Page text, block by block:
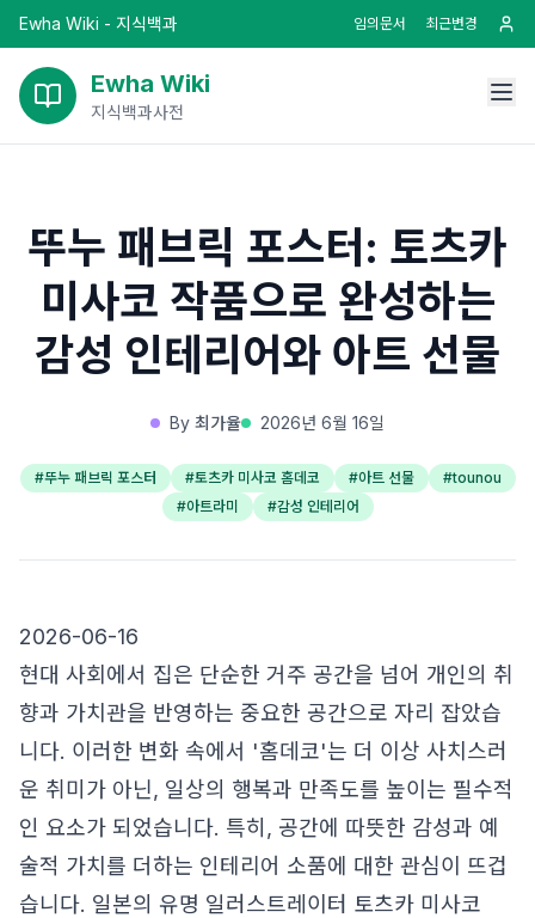
Ewha Wiki - 지식백과 임의문서 최근변경
Ewha Wiki
지식백과사전
뚜누 패브릭 포스터: 토츠카
미사코 작품으로 완성하는
감성 인테리어와 아트 선물
By 최가율 2026년 6월 16일
#뚜누 패브릭 포스터 #토츠카 미사코 홈데코 #아트 선물 #tounou
#아트라미 #감성 인테리어
2026-06-16
현대 사회에서 집은 단순한 거주 공간을 넘어 개인의 취
향과 가치관을 반영하는 중요한 공간으로 자리 잡았습
니다. 이러한 변화 속에서 '홈데코'는 더 이상 사치스러
운 취미가 아닌, 일상의 행복과 만족도를 높이는 필수적
인 요소가 되었습니다. 특히, 공간에 따뜻한 감성과 예
술적 가치를 더하는 인테리어 소품에 대한 관심이 뜨겁
습니다. 일본의 유명 일러스트레이터 토츠카 미사코